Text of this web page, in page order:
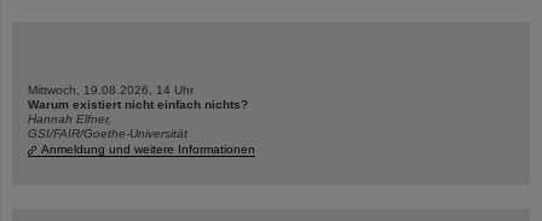
Mittwoch, 19.08.2026, 14 Uhr
Warum existiert nicht einfach nichts?
Hannah Elfner,
GSI/FAIR/Goethe-Universität
Anmeldung und weitere Informationen